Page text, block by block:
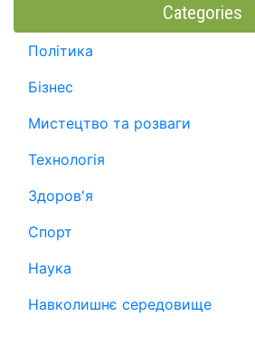
Categories
Політика
Бізнес
Мистецтво та розваги
Технологія
Здоров'я
Спорт
Наука
Навколишнє середовище